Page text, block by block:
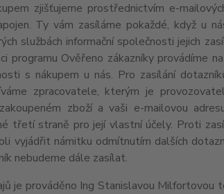
zjišťujeme prostřednictvím e-
Ty vám zasíláme pokaždé, když u
službách informační společnosti jejich
programu Ověřeno zákazníky provádíme
s nákupem u nás. Pro zasílání
zpracovatele, kterým je
zboží a vaši e-mailovou
třetí straně pro její vlastní účely. Proti
vyjádřit námitku odmítnutím dalších
nebudeme dále zasílat.
je prováděno Ing Stanislavou